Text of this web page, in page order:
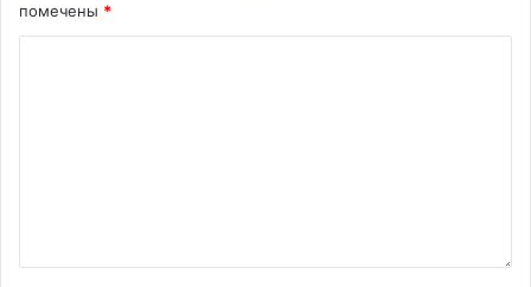
помечены *